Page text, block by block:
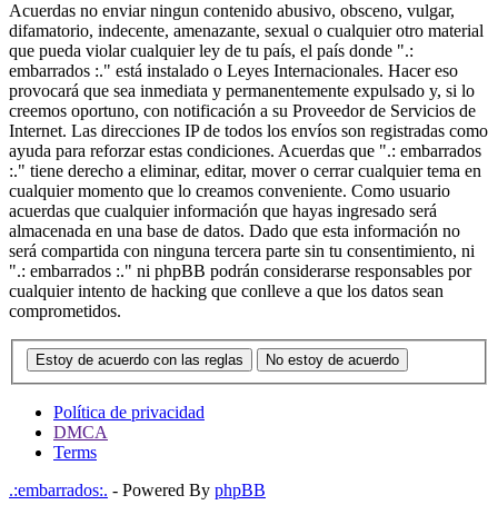
Acuerdas no enviar ningun contenido abusivo, obsceno, vulgar,
difamatorio, indecente, amenazante, sexual o cualquier otro material
que pueda violar cualquier ley de tu país, el país donde ".:
embarrados :." está instalado o Leyes Internacionales. Hacer eso
provocará que sea inmediata y permanentemente expulsado y, si lo
creemos oportuno, con notificación a su Proveedor de Servicios de
Internet. Las direcciones IP de todos los envíos son registradas como
ayuda para reforzar estas condiciones. Acuerdas que ".: embarrados
:." tiene derecho a eliminar, editar, mover o cerrar cualquier tema en
cualquier momento que lo creamos conveniente. Como usuario
acuerdas que cualquier información que hayas ingresado será
almacenada en una base de datos. Dado que esta información no
será compartida con ninguna tercera parte sin tu consentimiento, ni
".: embarrados :." ni phpBB podrán considerarse responsables por
cualquier intento de hacking que conlleve a que los datos sean
comprometidos.
Estoy de acuerdo con las reglas No estoy de acuerdo
Política de privacidad
DMCA
Terms
.:embarrados:. - Powered By phpBB